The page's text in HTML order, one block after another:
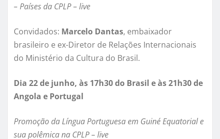
– Países da CPLP – live
Convidados: Marcelo Dantas, embaixador
brasileiro e ex-Diretor de Relações Internacionais
do Ministério da Cultura do Brasil.
Dia 22 de junho, às 17h30 do Brasil e às 21h30 de
Angola e Portugal
Promoção da Língua Portuguesa em Guiné Equatorial e
sua polêmica na CPLP – live